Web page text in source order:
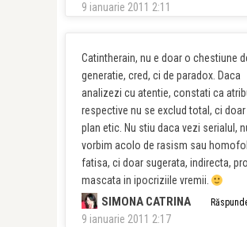
9 ianuarie 2011 2:11
Catintherain, nu e doar o chestiune
generatie, cred, ci de paradox. Daca
analizezi cu atentie, constati ca
respective nu se exclud total, ci doar
plan etic. Nu stiu daca vezi serialul,
vorbim acolo de rasism sau
fatisa, ci doar sugerata, indirecta,
mascata in ipocriziile vremii.
SIMONA CATRINA
9 ianuarie 2011 2:17